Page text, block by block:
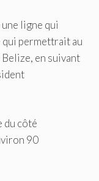
ligne qui
qui permettrait au
en suivant
du côté
90